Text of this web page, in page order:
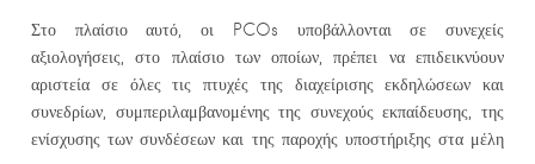
Στο πλαίσιο αυτό, οι PCOs υποβάλλονται σε συνεχείς
αξιολογήσεις, στο πλαίσιο των οποίων, πρέπει να επιδεικνύουν
αριστεία σε όλες τις πτυχές της διαχείρισης εκδηλώσεων και
συνεδρίων, συμπεριλαμβανομένης της συνεχούς εκπαίδευσης, της
ενίσχυσης των συνδέσεων και της παροχής υποστήριξης στα μέλη